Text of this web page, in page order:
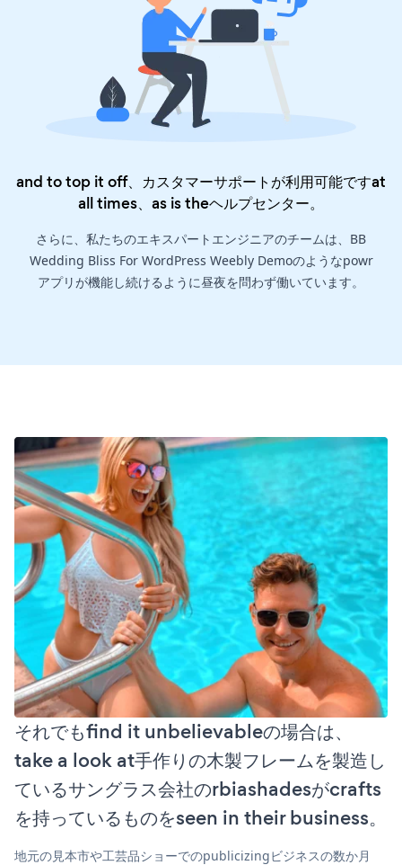
and to top it off、カスタマーサポートが利用可能ですat
all times、as is theヘルプセンター。
さらに、私たちのエキスパートエンジニアのチームは、BB
Wedding Bliss For WordPress Weebly Demoのようなpowr
アプリが機能し続けるように昼夜を問わず働いています。
それでもfind it unbelievableの場合は、
take a look at手作りの木製フレームを製造し
ているサングラス会社のrbiashadesがcrafts
を持っているものをseen in their business。
地元の見本市や工芸品ショーでのpublicizingビジネスの数か月